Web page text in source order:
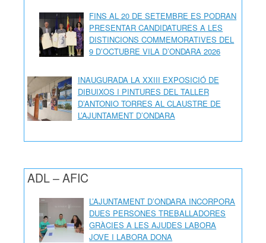
FINS AL 20 DE SETEMBRE ES PODRAN
PRESENTAR CANDIDATURES A LES
DISTINCIONS COMMEMORATIVES DEL
9 D’OCTUBRE VILA D’ONDARA 2026
INAUGURADA LA XXIII EXPOSICIÓ DE
DIBUIXOS I PINTURES DEL TALLER
D’ANTONIO TORRES AL CLAUSTRE DE
L’AJUNTAMENT D’ONDARA
ADL – AFIC
L’AJUNTAMENT D’ONDARA INCORPORA
DUES PERSONES TREBALLADORES
GRÀCIES A LES AJUDES LABORA
JOVE I LABORA DONA